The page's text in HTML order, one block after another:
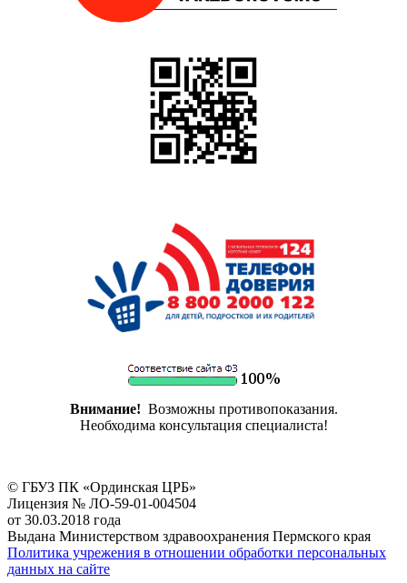
Внимание! Возможны противопоказания.
Необходима консультация специалиста!
© ГБУЗ ПК «Ординская ЦРБ»
Лицензия № ЛО-59-01-004504
от 30.03.2018 года
Выдана Министерством здравоохранения Пермского края
Политика учрежения в отношении обработки персональных
данных на сайте